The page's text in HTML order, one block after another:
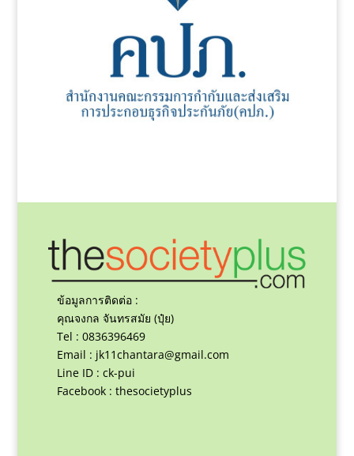
ข้อมูลการติดต่อ :
คุณจงกล จันทรสมัย (ปุ๋ย)
Tel : 0836396469
Email : jk11chantara@gmail.com
Line ID : ck-pui
Facebook : thesocietyplus